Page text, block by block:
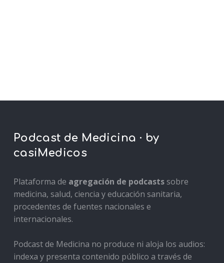
Podcast de Medicina · by
casiMedicos
Plataforma de agregación de podcastssobre
medicina, salud, ciencia y educación sanitaria,
procedentes de fuentes nacionales e
internacionales.
Podcast de Medicina no produce ni aloja los audios:
indexa y presenta contenido público a través de